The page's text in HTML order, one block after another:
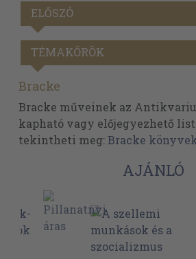
ELŐSZÓ
TÉMAKÖRÖK
Bracke
Bracke műveinek az
kapható vagy előjegyezhető
tekintheti meg:Bracke
AJÁNLÓ